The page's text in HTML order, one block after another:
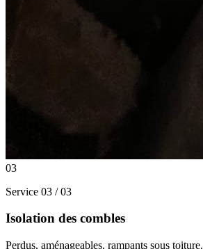
03
Service 03 / 03
Isolation des combles
Perdus, aménageables, rampants sous toiture.